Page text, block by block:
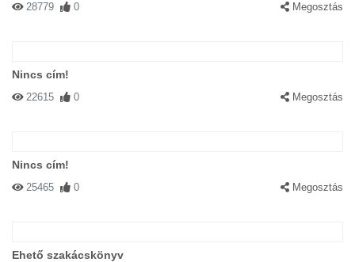
28779 0 Megosztás
Nincs cím!
22615 0 Megosztás
Nincs cím!
25465 0 Megosztás
Ehető szakácskönyv